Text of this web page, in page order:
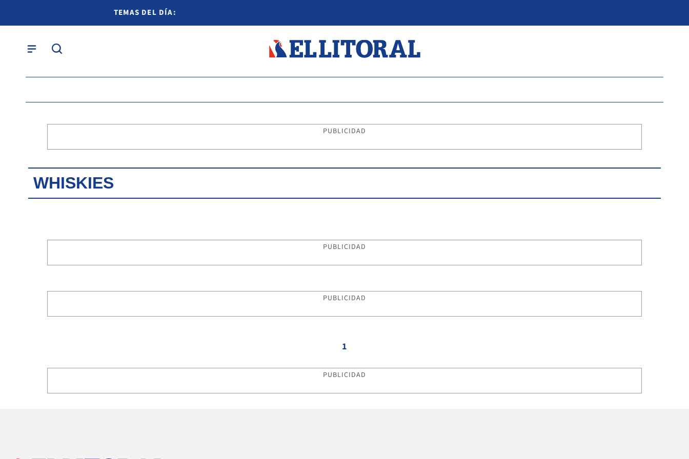
TEMAS DEL DÍA:
PUBLICIDAD
WHISKIES
PUBLICIDAD
PUBLICIDAD
1
PUBLICIDAD